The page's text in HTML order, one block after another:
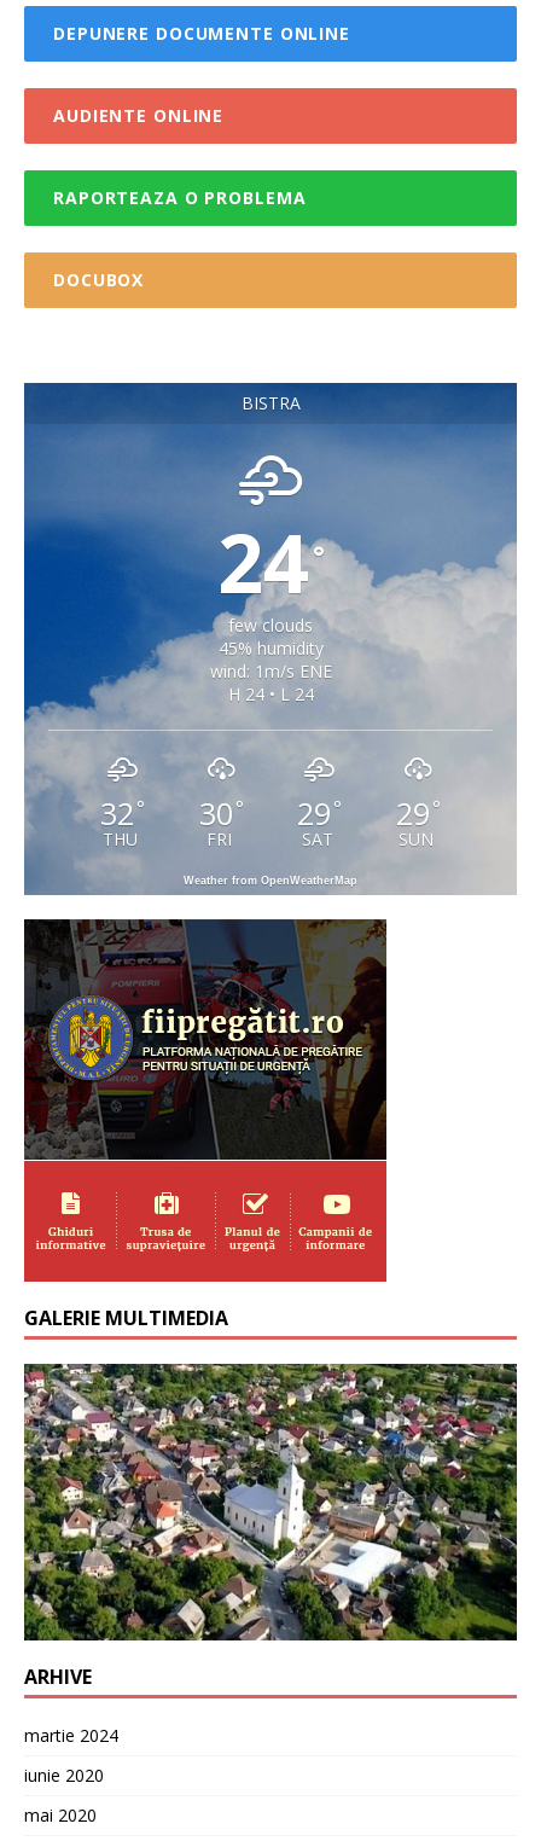
DEPUNERE DOCUMENTE ONLINE
AUDIENTE ONLINE
RAPORTEAZA O PROBLEMA
DOCUBOX
BISTRA
24°
few clouds
45% humidity
wind: 1m/s ENE
H 24 • L 24
32°
THU
30 °
FRI
29 °
SAT
29 °
SUN
Weather from OpenWeatherMap
GALERIE MULTIMEDIA
ARHIVE
martie 2024
iunie 2020
mai 2020